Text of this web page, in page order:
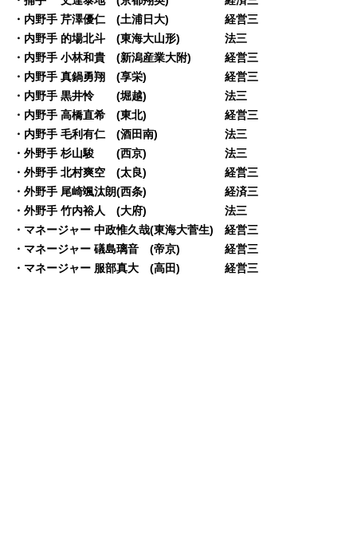
・内野手 芹澤優仁 (土浦日大) 経営三
・内野手 的場北斗 (東海大山形) 法三
・内野手 小林和貴 (新潟産業大附) 経営三
・内野手 真鍋勇翔 (享栄) 経営三
・内野手 黒井怜 (堀越) 法三
・内野手 高橋直希 (東北) 経営三
・内野手 毛利有仁 (酒田南) 法三
・外野手 杉山駿 (西京) 法三
・外野手 北村爽空 (太良) 経営三
・外野手 尾崎颯汰朗(西条) 経済三
・外野手 竹内裕人 (大府) 法三
・マネージャー 中政惟久哉(東海大菅生) 経営三
・マネージャー 礒島璃音 (帝京) 経営三
・マネージャー 服部真大 (高田) 経営三